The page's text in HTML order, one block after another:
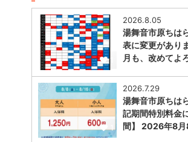
1
2026.8.05
湯舞音市原ちは
表に変更があり
月も、改めてよ
1
2026.7.29
湯舞音市原ちは
記期間特別料金
間】 2026年8